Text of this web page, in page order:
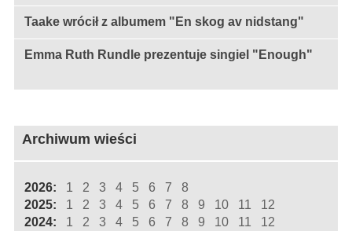
Taake wrócił z albumem "En skog av nidstang"
Emma Ruth Rundle prezentuje singiel "Enough"
Archiwum wieści
2026: 1 2 3 4 5 6 7
8
2025:
1 2 3 4 5 6 7 8 9 10 11
12
2024:
1 2 3 4 5 6 7 8 9 10 11
12